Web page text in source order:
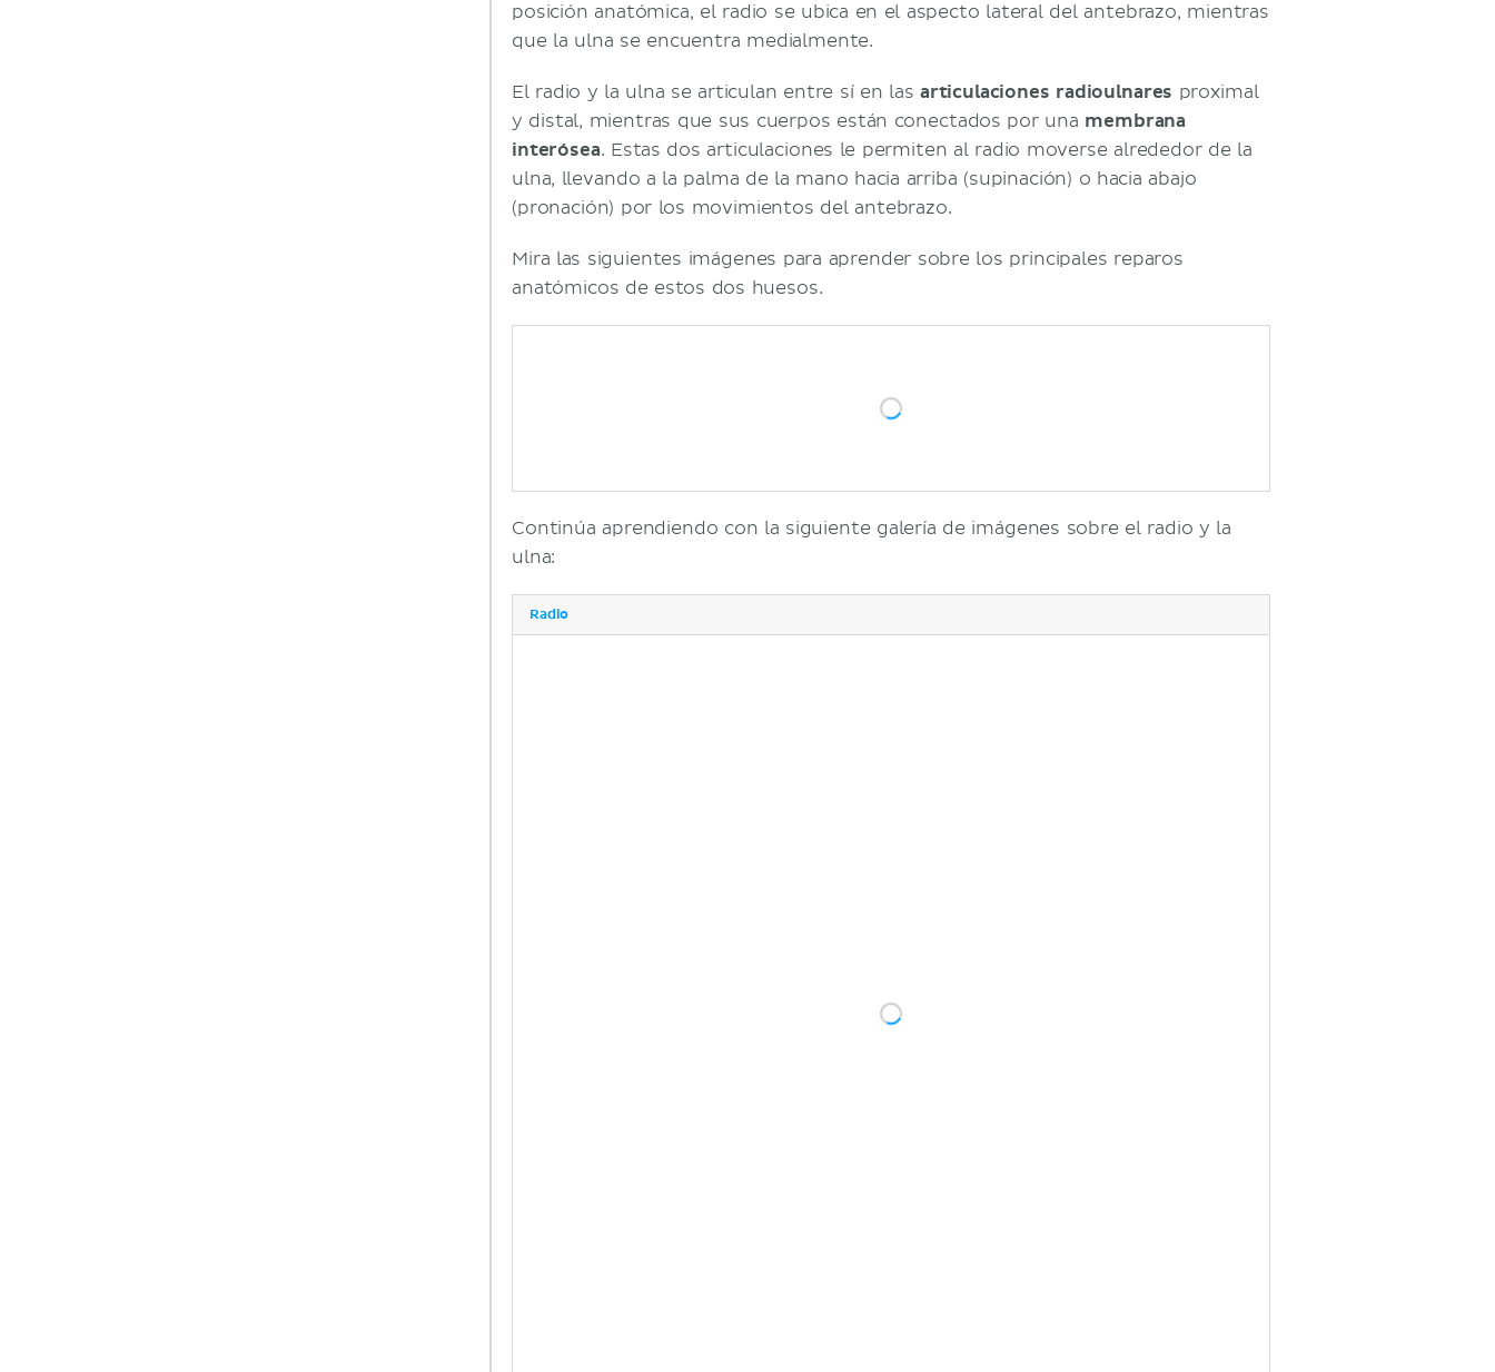
posición anatómica, el radio se ubica en el aspecto lateral del antebrazo, mientras
que la ulna se encuentra medialmente.
El radio y la ulna se articulan entre sí en las articulaciones radioulnares proximal
y distal, mientras que sus cuerpos están conectados por una membrana
interósea. Estas dos articulaciones le permiten al radio moverse alrededor de la
ulna, llevando a la palma de la mano hacia arriba (supinación) o hacia abajo
(pronación) por los movimientos del antebrazo.
Mira las siguientes imágenes para aprender sobre los principales reparos
anatómicos de estos dos huesos.
Continúa aprendiendo con la siguiente galería de imágenes sobre el radio y la
ulna:
Radio